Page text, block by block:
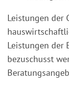
Leistungen der
Leistungen der
bezuschusst